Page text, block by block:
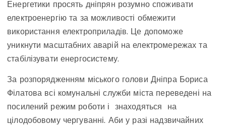
Енергетики просять дніпрян розумно споживати
електроенергію та за можливості обмежити
використання електроприладів. Це допоможе
уникнути масштабних аварій на електромережах та
стабілізувати енергосистему.
За розпорядженням міського голови Дніпра Бориса
Філатова всі комунальні служби міста переведені на
посилений режим роботи і знаходяться на
цілодобовому чергуванні. Аби у разі надзвичайних